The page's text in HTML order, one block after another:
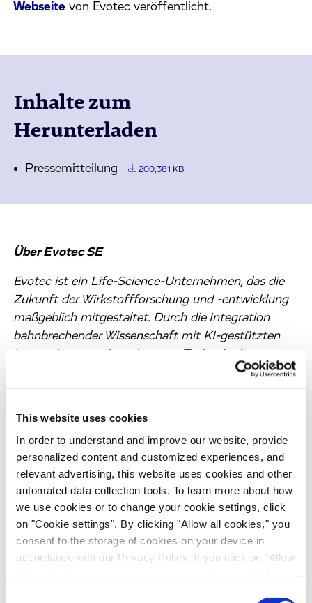
This website uses cookies
In order to understand and improve our website, provide
personalized content and customized experiences, and
relevant advertising, this website uses cookies and other
automated data collection tools. To learn more about how
we use cookies or to change your cookie settings, click
on "Cookie settings". By clicking "Allow all cookies," you
consent to the storage of cookies on your device in
accordance with our Privacy Policy. If you click on "Allow
Webseite von Evotec veröffentlicht.
Inhalte zum
Herunterladen
Pressemitteilung 200,381 KB
Über Evotec SE
Evotec ist ein Life-Science-Unternehmen, das die
Zukunft der Wirkstoffforschung und -entwicklung
maßgeblich mitgestaltet. Durch die Integration
bahnbrechender Wissenschaft mit KI-gestützten
Innovationen und modernsten Technologien
beschleunigen wir die Entwicklung vom Konzept
zur Therapie – schneller, intelligenter und präziser.
verwandte Modalitäten, unterstützt durch
proprietäre Plattformen wie molekulare
Patientendatenbanken, PanOmics und iPSC-
Partnerschaftsmodellen, die individuell auf die
Bedürfnisse unserer Kunden zugeschnitten sind,
arbeiten wir mit allen Top-20-Pharmaunternehmen,